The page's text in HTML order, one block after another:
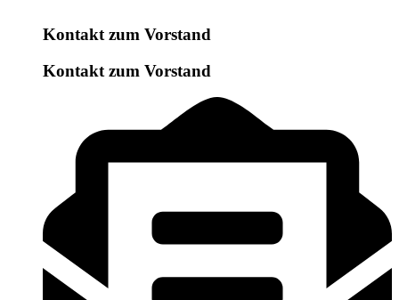
Kontakt zum Vorstand
Kontakt zum Vorstand